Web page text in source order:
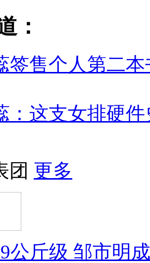
：
签售个人第二
：这支女排硬
团 更多
公斤级 邹市明